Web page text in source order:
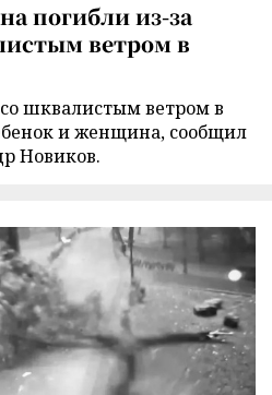
погибли из-за
ветром в
шквалистым ветром в
и женщина, сообщил
Новиков.